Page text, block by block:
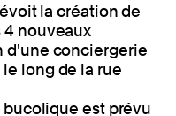
la création de
4 nouveaux
d'une conciergerie
long de la rue
est prévu